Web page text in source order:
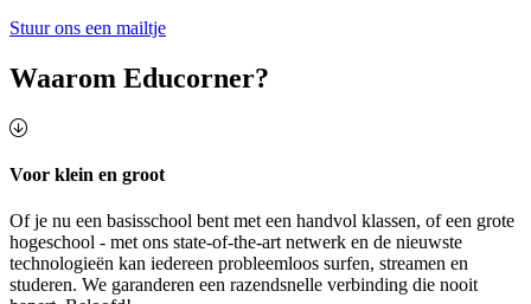
Stuur ons een mailtje
Waarom Educorner?
Voor klein en groot
Of je nu een basisschool bent met een handvol klassen, of een grote
hogeschool - met ons state-of-the-art netwerk en de nieuwste
technologieën kan iedereen probleemloos surfen, streamen en
studeren. We garanderen een razendsnelle verbinding die nooit